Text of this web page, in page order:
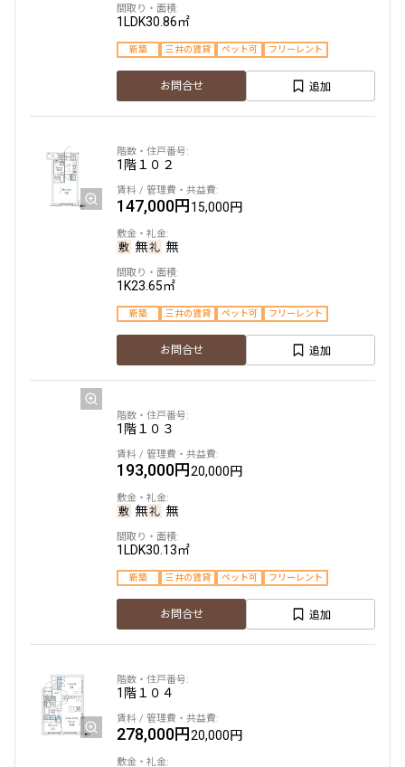
お問合せ
７０３
1LDK29.96㎡
新築 三井の賃貸
お問合せ
７０４
2LDK43.22㎡
新築 三井の賃貸
お問合せ
1.0ヶ月 無
26.70㎡
142,000円
1.0ヶ月 無
28.80㎡
142,000円
1.0ヶ月 無
28.80㎡
1.0ヶ月 無
2LDK+WIC42.07㎡
5階５０２
1.0ヶ月 無
2LDK+WIC+SC39.28㎡
5階５０３
220,000円15,000円
1.0ヶ月 無
新築 三井の賃貸
お問合せ
1LDK30.86㎡
新築 三井の賃貸 ペット可 フリーレント
お問合せ 追加
1階１０２
147,000円15,000円
無 無
1K23.65㎡
新築 三井の賃貸 ペット可 フリーレント
お問合せ 追加
1階１０３
193,000円20,000円
無 無
1LDK30.13㎡
新築 三井の賃貸 ペット可 フリーレント
お問合せ 追加
1階１０４
278,000円20,000円